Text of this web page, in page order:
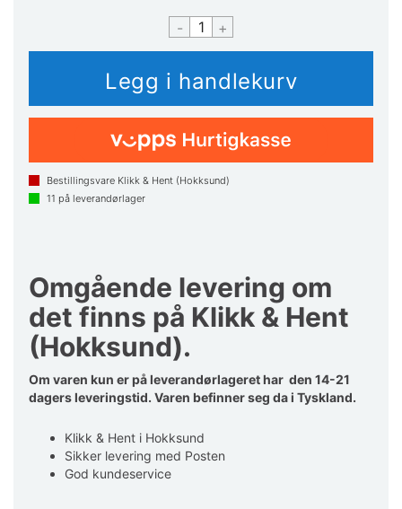
- +
Bestillingsvare Klikk & Hent (Hokksund)
11 på leverandørlager
Omgående levering om
det finns på Klikk & Hent
(Hokksund).
Om varen kun er på leverandørlageret har den 14-21
dagers leveringstid. Varen befinner seg da i Tyskland.
Klikk & Hent i Hokksund
Sikker levering med Posten
God kundeservice